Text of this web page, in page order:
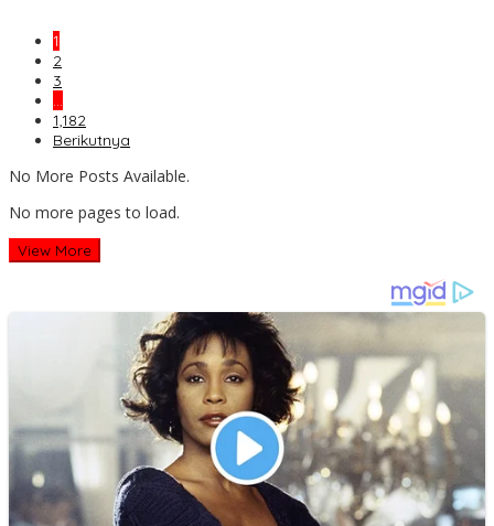
1
2
3
…
1,182
Berikutnya
No More Posts Available.
No more pages to load.
View More